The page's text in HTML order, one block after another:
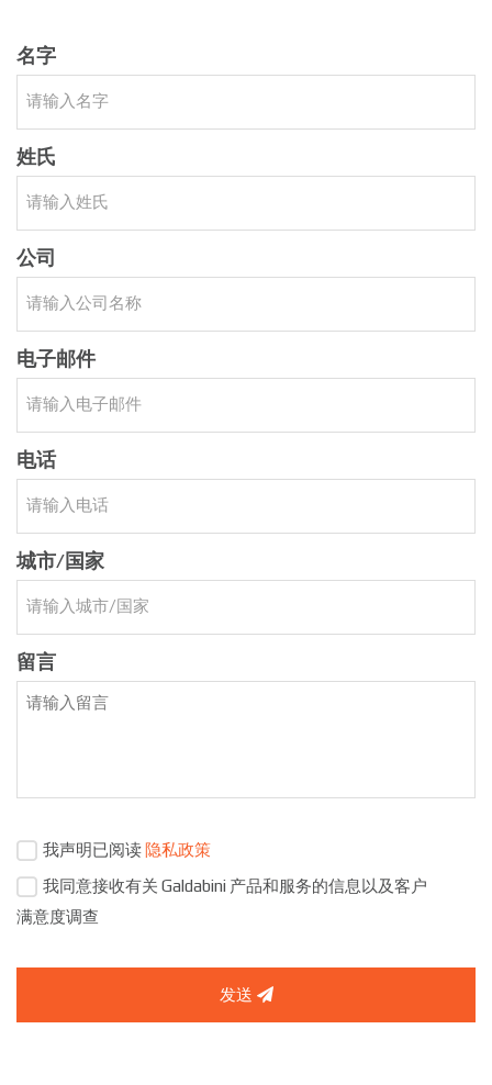
名字
姓氏
公司
电子邮件
电话
城市/国家
留言
我声明已阅读 隐私政策
我同意接收有关 Galdabini 产品和服务的信息以及客户
满意度调查
发送